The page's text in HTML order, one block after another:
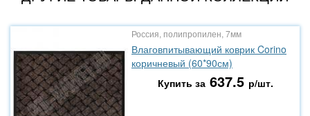
Россия, полипропилен, 7мм
Влаговпитывающий коврик Corino
коричневый (60*90см)
Купить за 637.5 р/шт.